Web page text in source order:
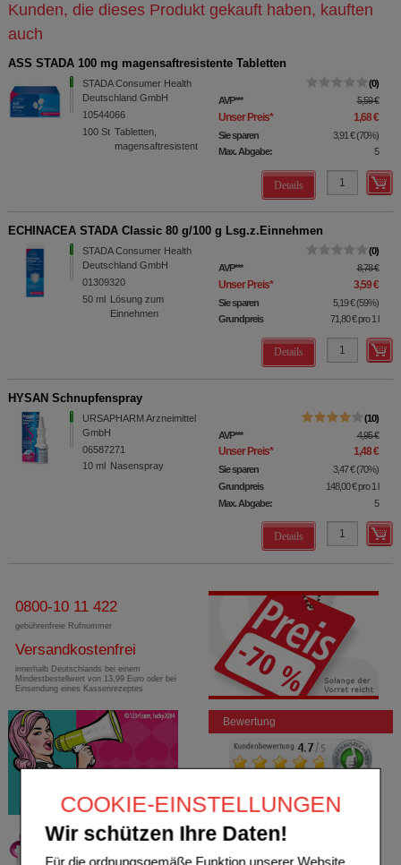
COOKIE-EINSTELLUNGEN
Wir schützen Ihre Daten!
Für die ordnungsgemäße Funktion unserer Website
Kunden, die dieses Produkt gekauft haben, kauften
auch
ASS STADA 100 mg magensaftresistente Tabletten
STADA Consumer Health
Deutschland GmbH
10544066
100 St Tabletten,
magensaftresistent
0
AVP*** 5,59 €
Unser Preis* 1,68 €
Sie sparen 3,91 € (70%)
Max. Abgabe:
5
Details
ECHINACEA STADA Classic 80 g/100 g Lsg.z.Einnehmen
STADA Consumer Health
Deutschland GmbH
01309320
50 ml Lösung zum
Einnehmen
0
AVP*** 8,78 €
Unser Preis* 3,59 €
Sie sparen 5,19 € (59%)
Grundpreis
71,80 €pro 1 l
Details
HYSAN Schnupfenspray
URSAPHARM Arzneimittel
GmbH
06587271
10 ml Nasenspray
10
AVP*** 4,95 €
Unser Preis* 1,48 €
Sie sparen 3,47 € (70%)
Grundpreis
148,00 €pro 1 l
Max. Abgabe:
5
Details
0800-10 11 422
gebührenfreie Rufnummer
Versandkostenfrei
innerhalb Deutschlands bei einem
Mindestbestellwert von 13,99 Euro oder bei
Einsendung eines Kassenrezeptes
Bewertung